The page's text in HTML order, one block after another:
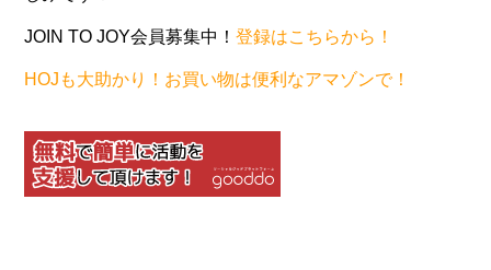
JOIN TO JOY会員募集中！登録はこちらから！
HOJも大助かり！お買い物は便利なアマゾンで！